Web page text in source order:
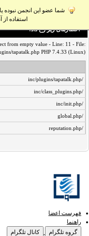
شما عضو این انجمن نبوده
استفاده از
اخطار‌های زیر رخ داد:
from empty value - Line: 11 - File:
tapatalk.php PHP 7.4.33 (Linux)
/inc/plugins/tapatalk.php
/inc/class_plugins.php
/inc/init.php
/global.php
/reputation.php
فهرست اعضا
راهنما
گروه تلگرام
کانال تلگرام